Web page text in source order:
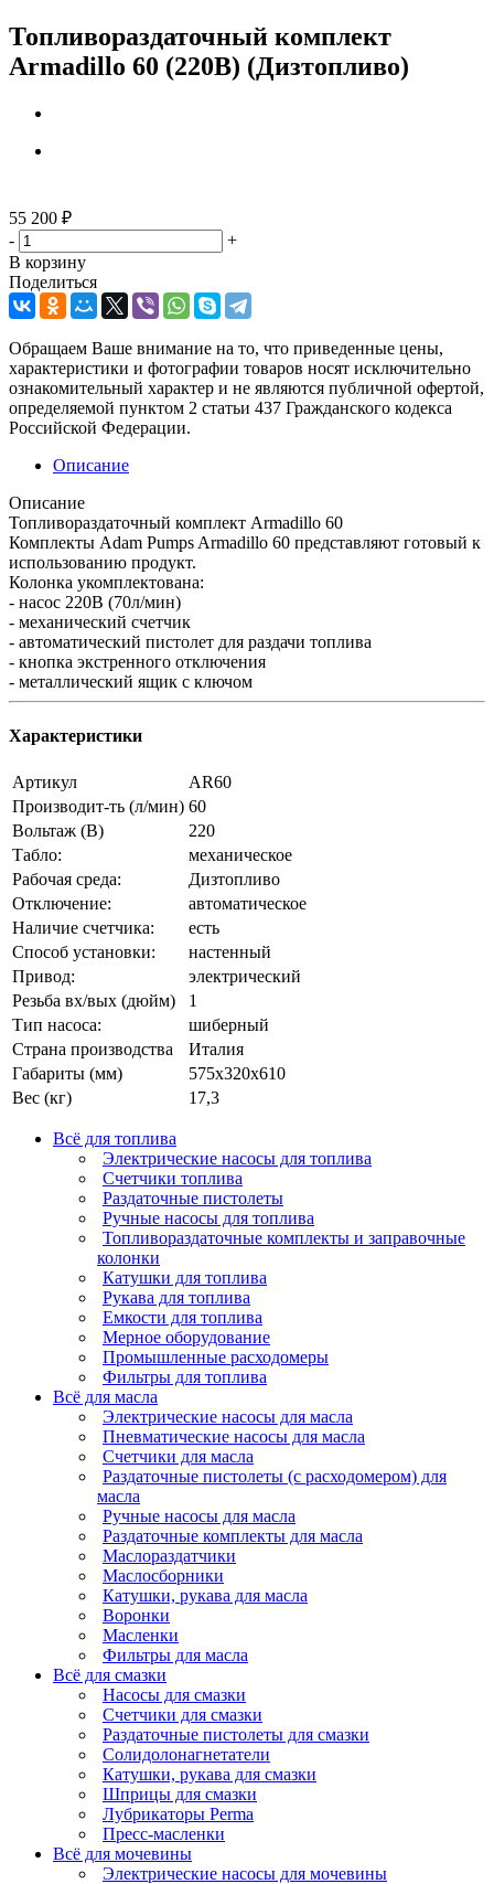
Топливораздаточный комплект
Armadillo 60 (220В) (Дизтопливо)
55 200 ₽
-
+
В корзину
Поделиться
Обращаем Ваше внимание на то, что приведенные цены,
характеристики и фотографии товаров носят исключительно
ознакомительный характер и не являются публичной офертой,
определяемой пунктом 2 статьи 437 Гражданского кодекса
Российской Федерации.
Описание
Описание
Топливораздаточный комплект Armadillo 60
Комплекты Adam Pumps Armadillo 60 представляют готовый к
использованию продукт.
Колонка укомплектована:
- насос 220В (70л/мин)
- механический счетчик
- автоматический пистолет для раздачи топлива
- кнопка экстренного отключения
- металлический ящик с ключом
Характеристики
Артикул
AR60
Производит-ть (л/мин) 60
Вольтаж (В)
220
Табло:
механическое
Рабочая среда:
Дизтопливо
Отключение:
автоматическое
Наличие счетчика:
есть
Способ установки:
настенный
Привод:
электрический
Резьба вх/вых (дюйм)
1
Тип насоса:
шиберный
Страна производства
Италия
Габариты (мм)
575х320х610
Вес (кг)
17,3
Всё для топлива
Электрические насосы для топлива
Счетчики топлива
Раздаточные пистолеты
Ручные насосы для топлива
Топливораздаточные комплекты и заправочные
колонки
Катушки для топлива
Рукава для топлива
Емкости для топлива
Мерное оборудование
Промышленные расходомеры
Фильтры для топлива
Всё для масла
Электрические насосы для масла
Пневматические насосы для масла
Счетчики для масла
Раздаточные пистолеты (с расходомером) для
масла
Ручные насосы для масла
Раздаточные комплекты для масла
Маслораздатчики
Маслосборники
Катушки, рукава для масла
Воронки
Масленки
Фильтры для масла
Всё для смазки
Насосы для смазки
Счетчики для смазки
Раздаточные пистолеты для смазки
Солидолонагнетатели
Катушки, рукава для смазки
Шприцы для смазки
Лубрикаторы Perma
Пресс-масленки
Всё для мочевины
Электрические насосы для мочевины